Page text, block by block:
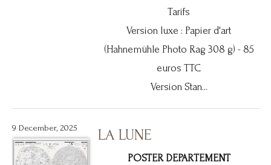
Tarifs
Version luxe : Papier d'art
(Hahnemühle Photo Rag 308 g) - 85
euros TTC
Version Stan...
9 December, 2025 LA LUNE
POSTER DEPARTEMENT